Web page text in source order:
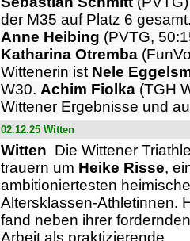
der M35 auf Platz 6
Anne Heibing (PVTG,
Katharina Otremba
Wittenerin ist Nele
W30. Achim Fiolka (TGH
Wittener Ergebnisse und
02.12.25 Witten
Witten Die Wittener
trauern um Heike Risse,
ambitioniertesten
Altersklassen-Athletinnen.
fand neben ihrer
Arbeit als praktizierende